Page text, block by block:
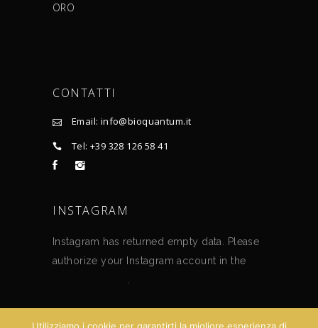
ORO
CONTATTI
Email: info@bioquantum.it
Tel: +39 328 126 58 41
INSTAGRAM
Instagram has returned empty data. Please
authorize your Instagram account in the
.